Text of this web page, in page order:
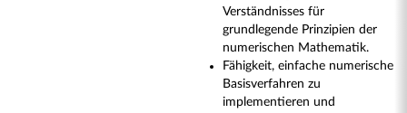
Verständnisses für
grundlegende Prinzipien der
numerischen Mathematik.
Fähigkeit, einfache numerische
Basisverfahren zu
implementieren und